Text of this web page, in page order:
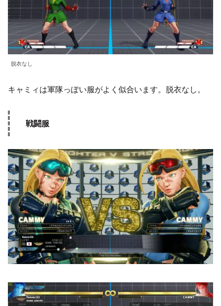
脱衣なし
キャミィは軍隊っぽい服がよく似合います。脱衣なし。
戦闘服